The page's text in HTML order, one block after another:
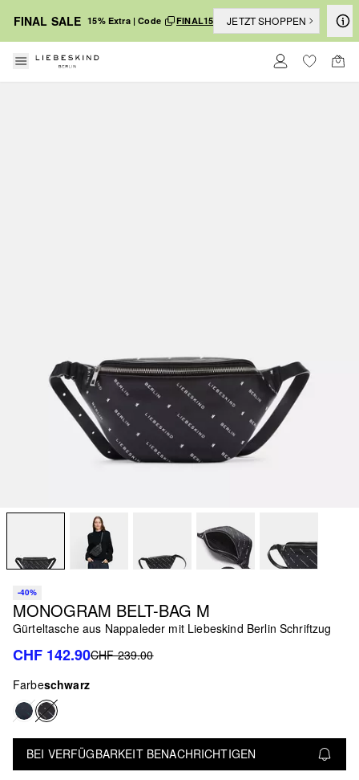
FINAL SALE 15% Extra | Code FINAL15 JETZT SHOPPEN
-40%
MONOGRAM BELT-BAG M
Gürteltasche aus Nappaleder mit Liebeskind Berlin Schriftzug
CHF 142.90CHF 239.00
Farbeschwarz
BEI VERFÜGBARKEIT BENACHRICHTIGEN